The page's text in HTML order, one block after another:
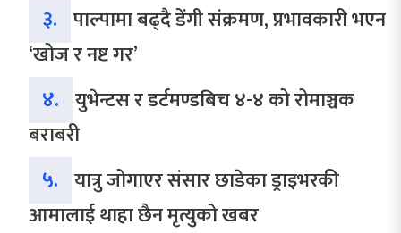
३. पाल्पामा बढ्दै डेंगी संक्रमण, प्रभावकारी भएन
‘खोज र नष्ट गर’
४. युभेन्टस र डर्टमण्डबिच ४-४ को रोमाञ्चक
बराबरी
५. यात्रु जोगाएर संसार छाडेका ड्राइभरकी
आमालाई थाहा छैन मृत्युको खबर